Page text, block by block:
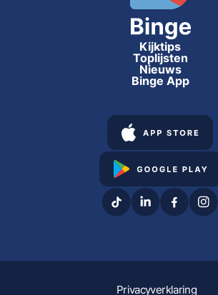
Kijktips
Toplijsten
Nieuws
Binge App
Privacyverklaring